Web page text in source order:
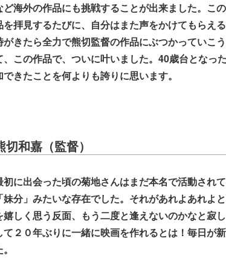
ど海外の作品にも挑戦することが出来ました。こ
を拝見するたびに、自分はまた声をかけてもらえ
がきたら全力で熊切監督の作品にぶつかっていこ
、この作品で、ついに叶いました。40歳台となっ
できたことを何よりも誇りに思います。
切和嘉（監督）
初に出会った頃の菊地さんはまだ本名で活動され
「妹分」みたいな存在でした。それがあれよあれよ
嬉しく思う反面、もう二度と逢えないのかなと寂
て２０年ぶりに一緒に映画を作れるとは！毎日が